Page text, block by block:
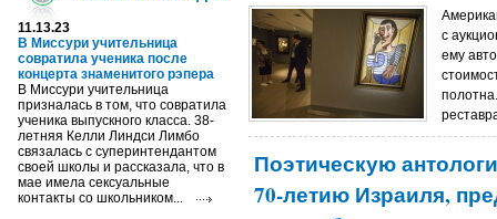
11.13.23
В Миссури учительница
совратила ученика после
концерта знаменитого рэпера
В Миссури учительница
призналась в том, что совратила
ученика выпускного класса. 38-
летняя Келли Линдси Лимбо
связалась с суперинтендантом
своей школы и рассказала, что в
мае имела сексуальные
контакты со школьником...
с
ему
Поэтическую
70-летию Израиля,